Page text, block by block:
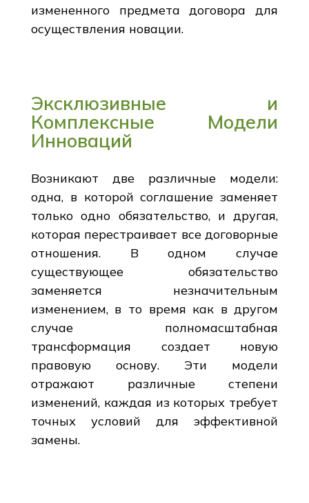
измененного предмета договора для
осуществления новации.
Эксклюзивные и
Комплексные Модели
Инноваций
Возникают две различные модели:
одна, в которой соглашение заменяет
только одно обязательство, и другая,
которая перестраивает все договорные
отношения. В одном случае
существующее обязательство
заменяется незначительным
изменением, в то время как в другом
случае полномасштабная
трансформация создает новую
правовую основу. Эти модели
отражают различные степени
изменений, каждая из которых требует
точных условий для эффективной
замены.